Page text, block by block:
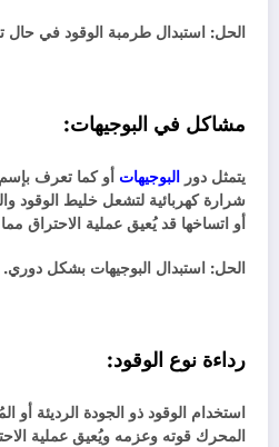
الحل: استبدال طرمبة الوقود في حال
مشاكل في البوجيهات:
يتمثل دور البوجيهات أو كما تعرف
شرارة كهربائية لتشعل خليط الوقود
أو اتساخها قد يُعيق عملية الاحتراق
الحل: استبدال البوجيهات بشكل دوري.
رداءة نوع الوقود:
استخدام الوقود ذو الجودة الرديئة
المحرك قوته وعزمه ويُعيق عملية